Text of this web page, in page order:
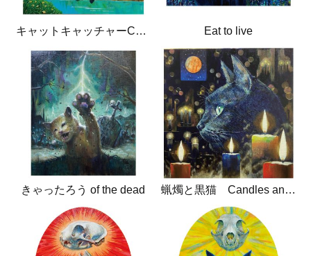
キャットキャッチャーCatcatcher Eat to live
きゃったろう of the dead 蝋燭と黒猫 Candles and black cat